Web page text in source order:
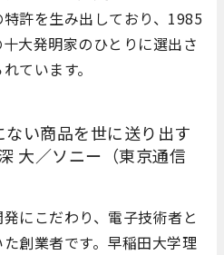
許を生み出しており、1985
大発明家のひとりに選出さ
ています。
い商品を世に送り出す
大／ソニー（東京通信
にこだわり、電子技術者と
創業者です。早稲田大学理